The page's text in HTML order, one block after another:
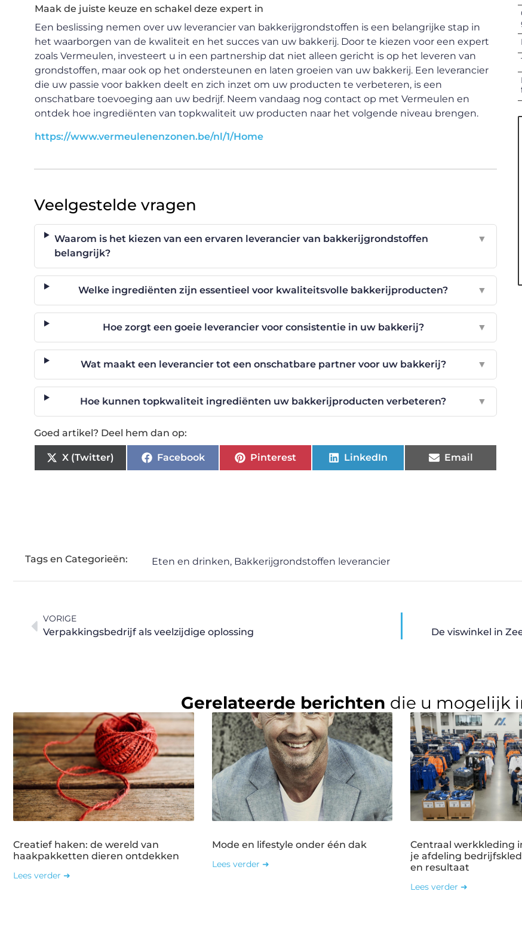
Maak de juiste keuze en schakel deze expert in
Een beslissing nemen over uw leverancier van bakkerijgrondstoffen is een belangrijke stap in
het waarborgen van de kwaliteit en het succes van uw bakkerij. Door te kiezen voor een expert
zoals Vermeulen, investeert u in een partnership dat niet alleen gericht is op het leveren van
grondstoffen, maar ook op het ondersteunen en laten groeien van uw bakkerij. Een leverancier
die uw passie voor bakken deelt en zich inzet om uw producten te verbeteren, is een
onschatbare toevoeging aan uw bedrijf. Neem vandaag nog contact op met Vermeulen en
ontdek hoe ingrediënten van topkwaliteit uw producten naar het volgende niveau brengen.
https://www.vermeulenenzonen.be/nl/1/Home
Veelgestelde vragen
Waarom is het kiezen van een ervaren leverancier van bakkerijgrondstoffen
belangrijk?
▼
Welke ingrediënten zijn essentieel voor kwaliteitsvolle bakkerijproducten? ▼
Hoe zorgt een goeie leverancier voor consistentie in uw bakkerij? ▼
Wat maakt een leverancier tot een onschatbare partner voor uw bakkerij? ▼
Hoe kunnen topkwaliteit ingrediënten uw bakkerijproducten verbeteren? ▼
Goed artikel? Deel hem dan op:
X (Twitter) Facebook Pinterest LinkedIn Email
Tags en Categorieën: Eten en drinken, Bakkerijgrondstoffen leverancier
VORIGE
Verpakkingsbedrijf als veelzijdige oplossing De viswinkel in
Gerelateerde berichten die u mogelijk
Creatief haken: de wereld van
haakpakketten dieren ontdekken
Lees verder ➜
Mode en lifestyle onder één dak
Lees verder ➜
Centraal werkkleding
je afdeling
en resultaat
Lees verder ➜